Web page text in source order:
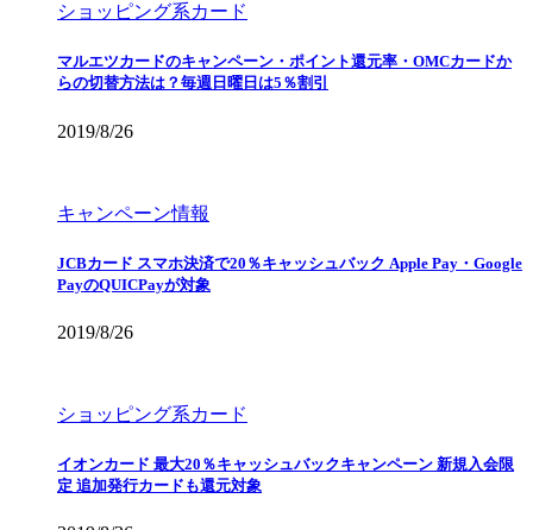
ショッピング系カード
マルエツカードのキャンペーン・ポイント還元率・OMCカードか
らの切替方法は？毎週日曜日は5％割引
2019/8/26
キャンペーン情報
JCBカード スマホ決済で20％キャッシュバック Apple Pay・Google
PayのQUICPayが対象
2019/8/26
ショッピング系カード
イオンカード 最大20％キャッシュバックキャンペーン 新規入会限
定 追加発行カードも還元対象